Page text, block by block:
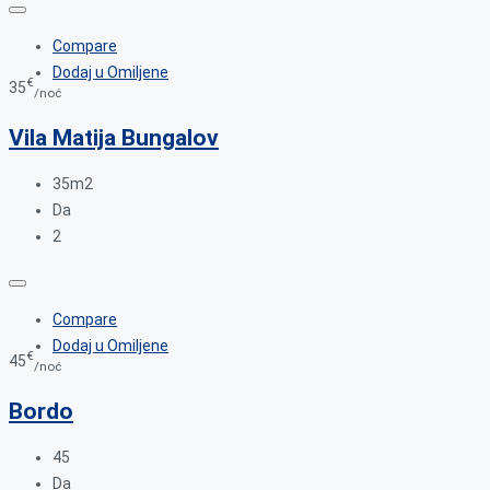
Compare
Dodaj u Omiljene
35€
/noć
Vila Matija Bungalov
35m2
Da
2
Compare
Dodaj u Omiljene
45€
/noć
Bordo
45
Da